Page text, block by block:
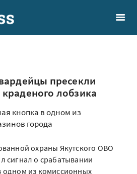
пресекли
лобзика
кнопка в одном из
города
охраны Якутского ОВО
сигнал о срабатывании
одном из комиссионных